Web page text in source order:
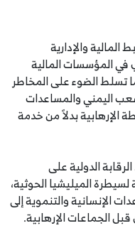
والإدارية
في المؤسسات المالية
تسلط الضوء على المخاطر
اليمني والمساعدات
الإرهابية بدلاً من خدمة
الدولية على
الميليشيا الحوثية،
الإنسانية والتنموية إلى
الجماعات الإرهابية.